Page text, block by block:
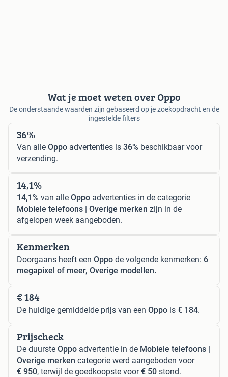
Wat je moet weten over Oppo
De onderstaande waarden zijn gebaseerd op je zoekopdracht en de
ingestelde filters
36%
Van alle Oppo advertenties is 36% beschikbaar voor
verzending.
14,1%
14,1% van alle Oppo advertenties in de categorie
Mobiele telefoons | Overige merken zijn in de
afgelopen week aangeboden.
Kenmerken
Doorgaans heeft een Oppo de volgende kenmerken: 6
megapixel of meer, Overige modellen.
€ 184
De huidige gemiddelde prijs van een Oppo is € 184.
Prijscheck
De duurste Oppo advertentie in de Mobiele telefoons |
Overige merken categorie werd aangeboden voor
€ 950, terwijl de goedkoopste voor€ 50 stond.